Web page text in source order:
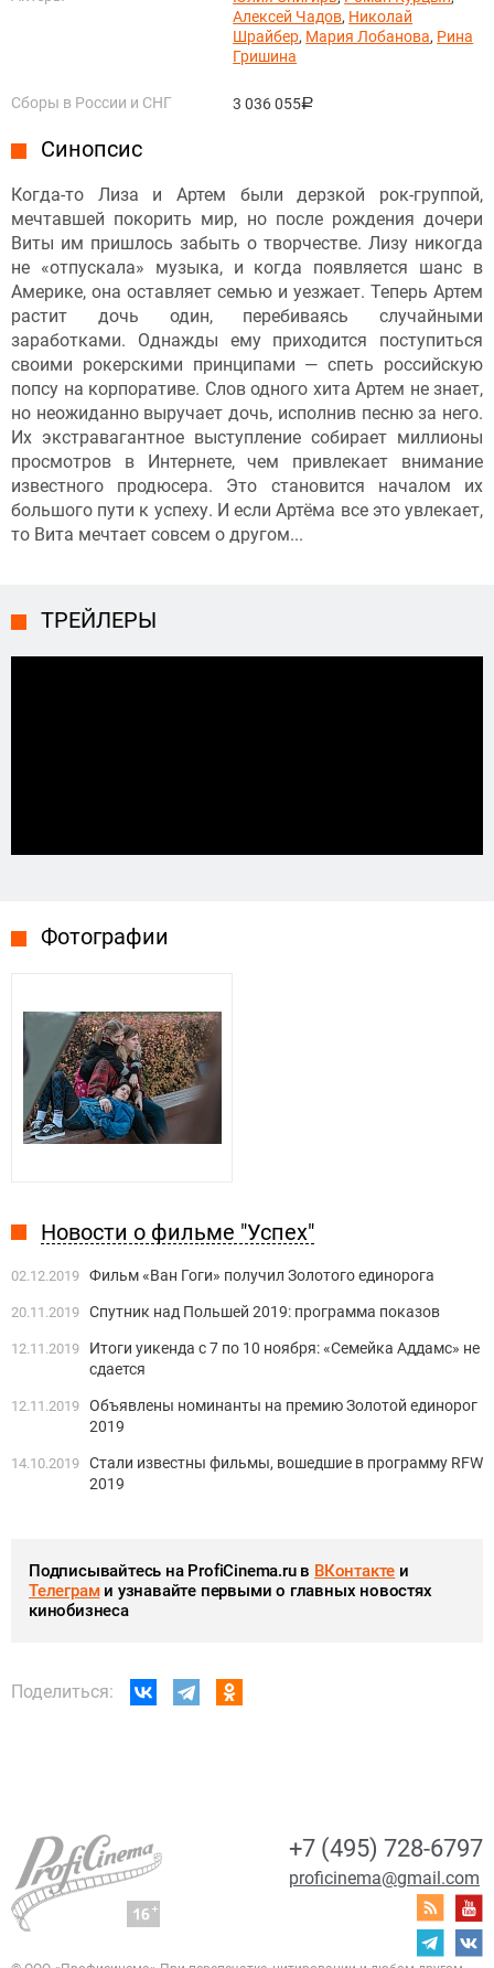
Алексей Чадов, Николай
Шрайбер, Мария Лобанова, Рина
Гришина
Сборы в России и СНГ 3 036 055руб.
Синопсис
Когда-то Лиза и Артем были дерзкой рок-группой,
мечтавшей покорить мир, но после рождения дочери
Виты им пришлось забыть о творчестве. Лизу никогда
не «отпускала» музыка, и когда появляется шанс в
Америке, она оставляет семью и уезжает. Теперь Артем
растит дочь один, перебиваясь случайными
заработками. Однажды ему приходится поступиться
своими рокерскими принципами — спеть российскую
попсу на корпоративе. Слов одного хита Артем не знает,
но неожиданно выручает дочь, исполнив песню за него.
Их экстравагантное выступление собирает миллионы
просмотров в Интернете, чем привлекает внимание
известного продюсера. Это становится началом их
большого пути к успеху. И если Артёма все это увлекает,
то Вита мечтает совсем о другом...
ТРЕЙЛЕРЫ
Фотографии
Новости о фильме "Успех"
02.12.2019 Фильм «Ван Гоги» получил Золотого единорога
20.11.2019 Спутник над Польшей 2019: программа показов
12.11.2019
Итоги уикенда с 7 по 10 ноября: «Семейка Аддамс» не
сдается
12.11.2019 Объявлены номинанты на премию Золотой единорог
2019
14.10.2019 Стали известны фильмы, вошедшие в программу RFW
2019
Подписывайтесь на ProfiCinema.ru в ВКонтакте и
Телеграми узнавайте первыми о главных новостях
кинобизнеса
Поделиться:
+7 (495) 728-6797
proficinema@gmail.com